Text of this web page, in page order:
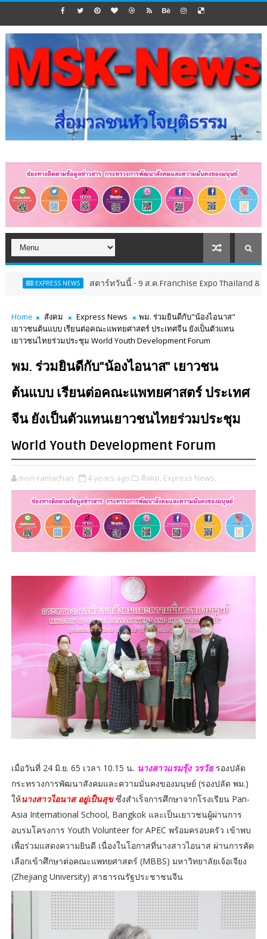
NEWS สตาร์ทวันนี้ - 9 ส.ค.Franchise Expo Thailand & TESE 2026
Home สังคม Express News
พม. ร่วมยินดีกับ"น้องไอนาส"
เยาวชนต้นแบบ เรียนต่อคณะแพทยศาสตร์ ประเทศจีน ยังเป็นตัวแทน
เยาวชนไทยร่วมประชุม World Youth Development Forum
พม. ร่วมยินดีกับ"น้องไอนาส" เยาวชน
ต้นแบบ เรียนต่อคณะแพทยศาสตร์ ประเทศ
จีน ยังเป็นตัวแทนเยาวชนไทยร่วมประชุม
World Youth Development Forum
mon-ramachan 4 years ago สังคม, Express News,
เมื่อวันที่ 24 มิ.ย. 65 เวลา 10.15 น. นางสาวแรมรุ้ง วรวัธรองปลัด
กระทรวงการพัฒนาสังคมและความมั่นคงของมนุษย์ (รองปลัด พม.)
ให้นางสาวไอนาส อยู่เป็นสุขซึ่งสำเร็จการศึกษาจากโรงเรียน Pan-
Asia International School, Bangkok และเป็นเยาวชนผู้ผ่านการ
อบรมโครงการ Youth Volunteer for APEC พร้อมครอบครัว เข้าพบ
เพื่อร่วมแสดงความยินดี เนื่องในโอกาสที่นางสาวไอนาส ผ่านการคัด
เลือกเข้าศึกษาต่อคณะแพทยศาสตร์ (MBBS) มหาวิทยาลัยเจ้อเจียง
(Zhejiang University) สาธารณรัฐประชาชนจีน